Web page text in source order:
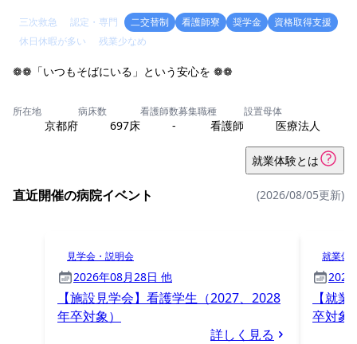
三次救急 認定・専門 二交替制 看護師寮 奨学金
資格取得支援
休日休暇が多い
残業少なめ
❁❁「いつもそばにいる」という安心を ❁❁
所在地
京都府
病床数
697床
看護師数
-
募集職種
看護師
設置母体
医療法人
就業体験とは
直近開催の病院イベント (2026/08/05更新)
見学会・説明会
2026年08月28日 他
【施設見学会】看護学生（2027、2028
年卒対象）
詳しく見る
就業体
2026
【就
卒対象